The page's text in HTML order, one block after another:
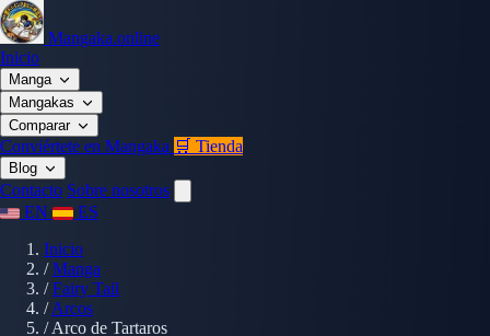
Mangaka.online
Inicio
Manga
Mangakas
Comparar
Conviértete en Mangaka 🛒 Tienda
Blog
Contacto Sobre nosotros
EN
ES
Inicio
/ Manga
/ Fairy Tail
/ Arcos
/ Arco de Tartaros